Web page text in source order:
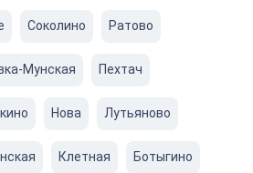
Соколино Ратово
Мунская Пехтач
Нова Лутьяново
Клетная Ботыгино